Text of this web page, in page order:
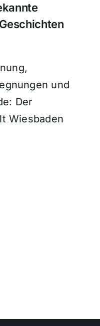
und
Der
Wiesbaden